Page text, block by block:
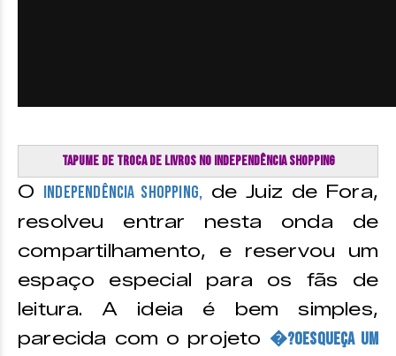
Tapume de troca de livros no Independência Shopping
O Independência Shopping, de Juiz de Fora,
resolveu entrar nesta onda de
compartilhamento, e reservou um
espaço especial para os fãs de
leitura. A ideia é bem simples,
parecida com o projeto �?oEsqueça um